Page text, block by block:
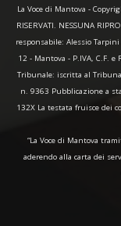
La Voce di Mantova -
RISERVATI. NESSUNA
responsabile: Alessio
12 - Mantova - P.IVA, C.F.
Tribunale: iscritta al
n. 9363 Pubblicazione a
132X La testata fruisce dei
“La Voce di Mantova
aderendo alla carta dei